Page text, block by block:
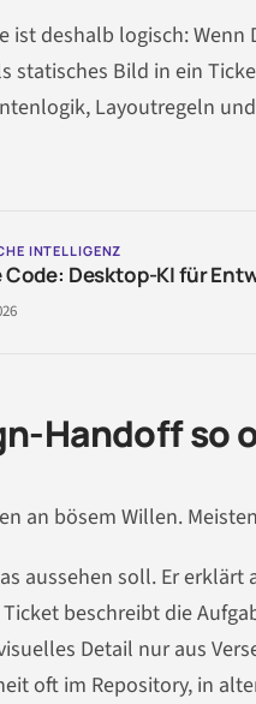
ist deshalb logisch:
statisches Bild in ein
Layoutregeln
INTELLIGENZ
Code: Desktop-KI für
Handoff
an bösem Willen.
aussehen soll. Er
beschreibt die
Detail nur aus
oft im Repository, in